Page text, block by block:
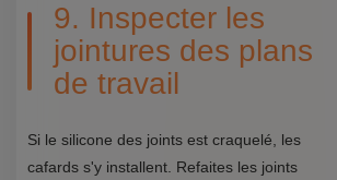
9. Inspecter les
jointures des plans
de travail
Si le silicone des joints est craquelé, les
cafards s'y installent. Refaites les joints